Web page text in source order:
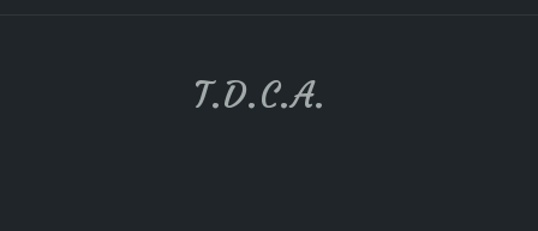
T.D.C.A.